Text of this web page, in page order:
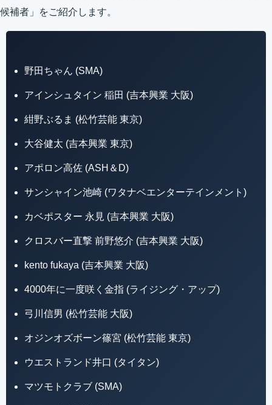
候補者」をご紹介します。
野田ちゃん (SMA)
アインシュタイン 稲田 (吉本興業 大阪)
紺野ぶるま (松竹芸能 東京)
大谷健太 (吉本興業 東京)
アポロン高佐 (ASH＆D)
サンシャイン池崎 (ワタナベエンターテインメント)
カベポスター 永見 (吉本興業 大阪)
クロスバー直撃 前野悠介 (吉本興業 大阪)
kento fukaya (吉本興業 大阪)
4000年に一度咲く金指 (ライジング・アップ)
弓川信男 (松竹芸能 大阪)
オジンオズボーン篠宮 (松竹芸能 東京)
ウエストランド井口 (タイタン)
マツモトクラブ (SMA)